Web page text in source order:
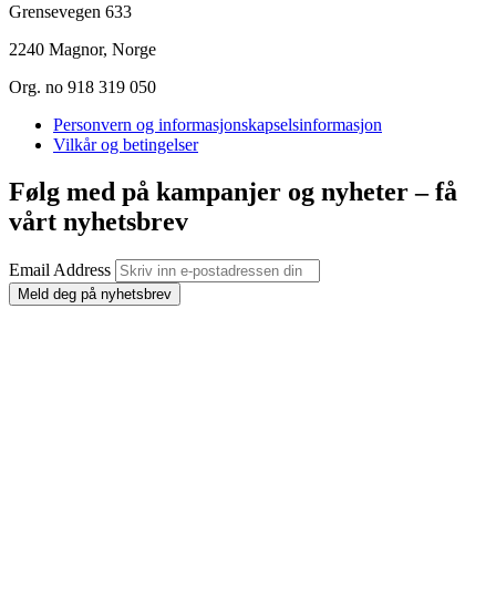
Grensevegen 633
2240 Magnor, Norge
Org. no 918 319 050
Personvern og informasjonskapselsinformasjon
Vilkår og betingelser
Følg med på kampanjer og nyheter – få
vårt nyhetsbrev
Email Address
Meld deg på nyhetsbrev